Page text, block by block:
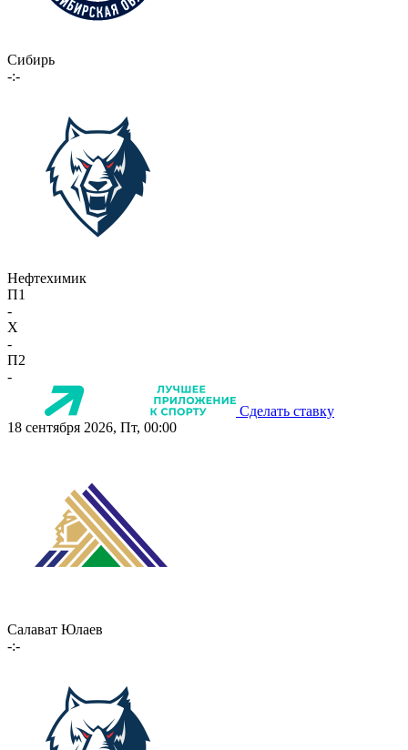
Сибирь
-:-
Нефтехимик
П1
-
X
-
П2
-
Сделать ставку
18 сентября 2026, Пт, 00:00
Салават Юлаев
-:-